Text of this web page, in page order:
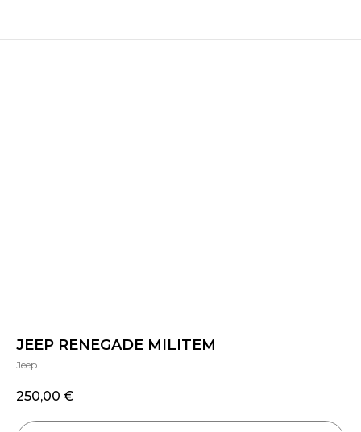
JEEP RENEGADE MILITEM
Jeep
250,00 €